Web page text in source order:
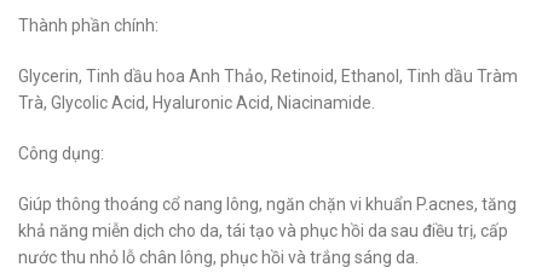
Thành phần chính:
Glycerin, Tinh dầu hoa Anh Thảo, Retinoid, Ethanol, Tinh dầu Tràm
Trà, Glycolic Acid, Hyaluronic Acid, Niacinamide.
Công dụng:
Giúp thông thoáng cổ nang lông, ngăn chặn vi khuẩn P.acnes, tăng
khả năng miễn dịch cho da, tái tạo và phục hồi da sau điều trị, cấp
nước thu nhỏ lỗ chân lông, phục hồi và trắng sáng da.